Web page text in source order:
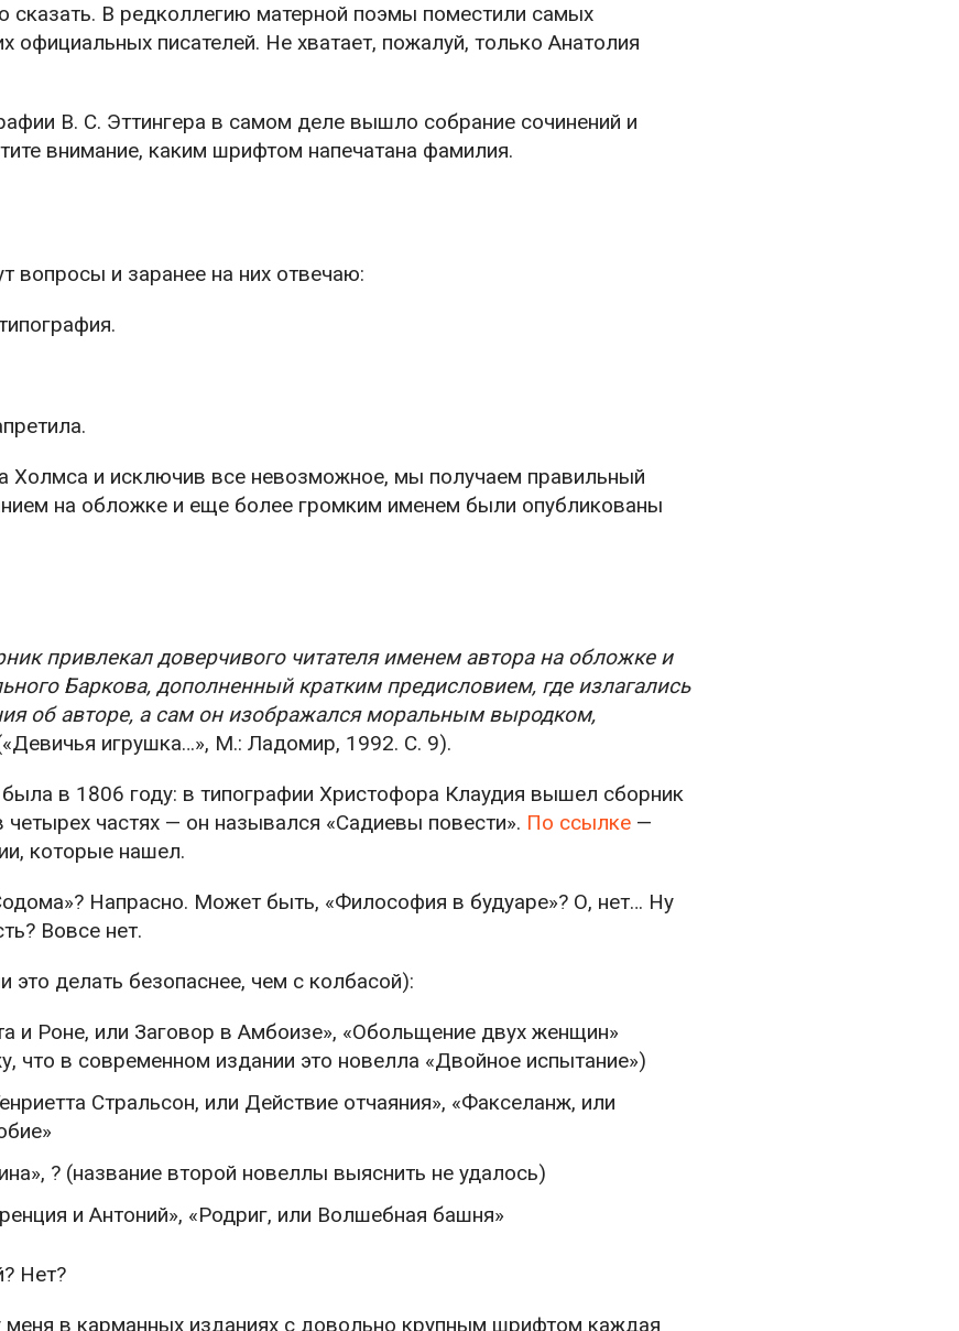
сказать. В редколлегию матерной поэмы поместили самых
официальных писателей. Не хватает, пожалуй, только Анатолия
В. С. Эттингера в самом деле вышло собрание сочинений и
внимание, каким шрифтом напечатана фамилия.
вопросы и заранее на них отвечаю:
Холмса и исключив все невозможное, мы получаем правильный
на обложке и еще более громким именем были опубликованы
привлекал доверчивого читателя именем автора на обложке и
Баркова, дополненный кратким предисловием, где излагались
об авторе, а сам он изображался моральным выродком,
игрушка…», М.: Ладомир, 1992. С. 9).
в 1806 году: в типографии Христофора Клаудия вышел сборник
частях — он назывался «Садиевы повести». По ссылке —
которые нашел.
Напрасно. Может быть, «Философия в будуаре»? О, нет… Ну
Вовсе нет.
это делать безопаснее, чем с колбасой):
и Роне, или Заговор в Амбоизе», «Обольщение двух женщин»
что в современном издании это новелла «Двойное испытание»)
Стральсон, или Действие отчаяния», «Факселанж, или
? (название второй новеллы выяснить не удалось)
и Антоний», «Родриг, или Волшебная башня»
Нет?
меня в карманных изданиях с довольно крупным шрифтом каждая